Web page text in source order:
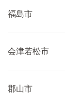
福島市
会津若松市
郡山市